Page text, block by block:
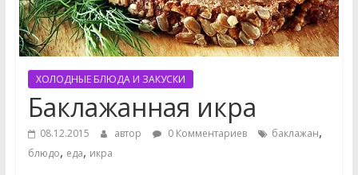
ХОЛОДНЫЕ БЛЮДА И ЗАКУСКИ
Баклажанная икра
08.12.2015 автор 0 Комментариев баклажан,
блюдо, еда, икра